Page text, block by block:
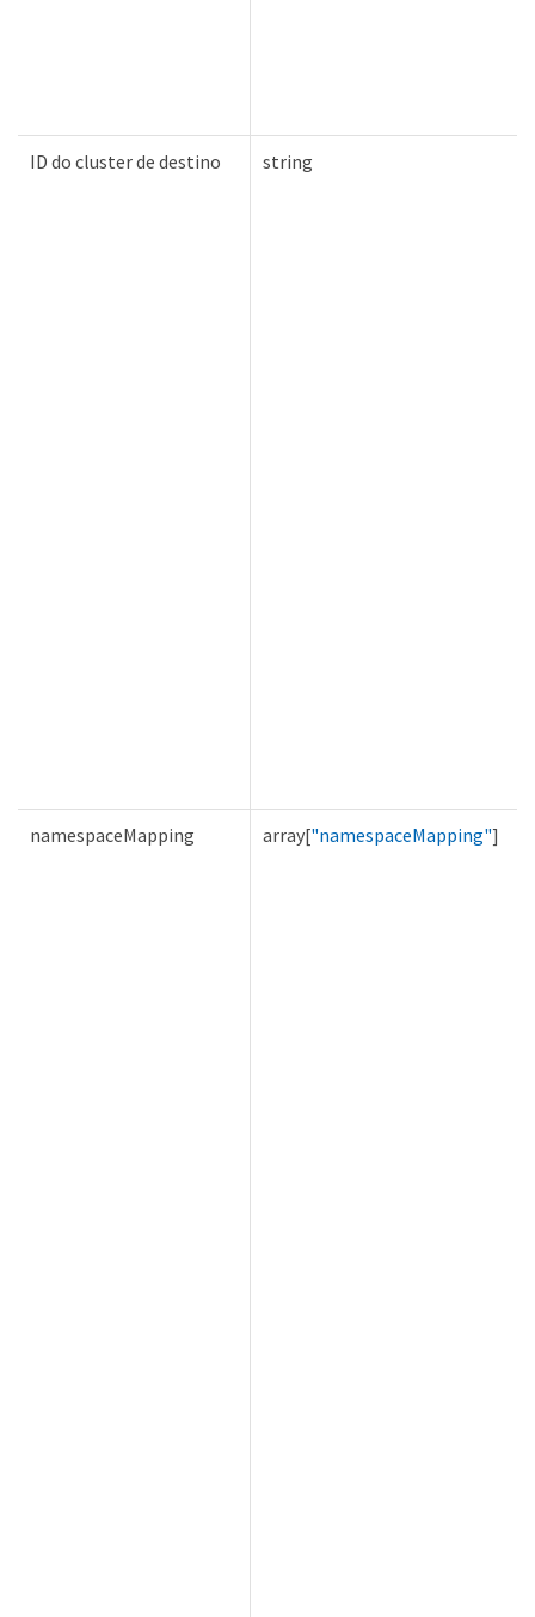
ID do cluster de destino string
namespaceMapping array["namespaceMapping"]